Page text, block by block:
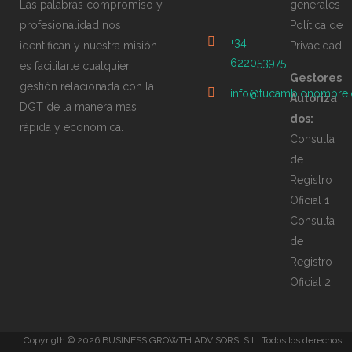
Las palabras compromiso y
profesionalidad nos
identifican y nuestra misión
es facilitarte cualquier
gestión relacionada con la
DGT de la manera mas
rápida y económica.
+34
622053975
generales
Política de
Privacidad
Gestores
Autoriza
dos:
Consulta
de
Registro
Oficial 1
Consulta
de
Registro
Oficial 2
Copyrigth © 2026 BUSINESS GROWTH ADVISORS, S.L. Todos los derechos